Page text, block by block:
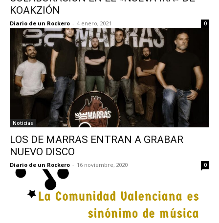
KOAKZIÓN
Diario de un Rockero - 4 enero, 2021 0
Noticias
LOS DE MARRAS ENTRAN A GRABAR
NUEVO DISCO
Diario de un Rockero - 16 noviembre, 2020 0